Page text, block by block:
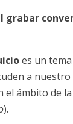
grabar
es un
a
el ámbito de
).